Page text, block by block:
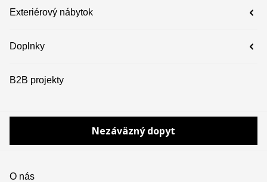
Exteriérový nábytok
Doplnky
B2B projekty
Nezáväzný dopyt
O nás